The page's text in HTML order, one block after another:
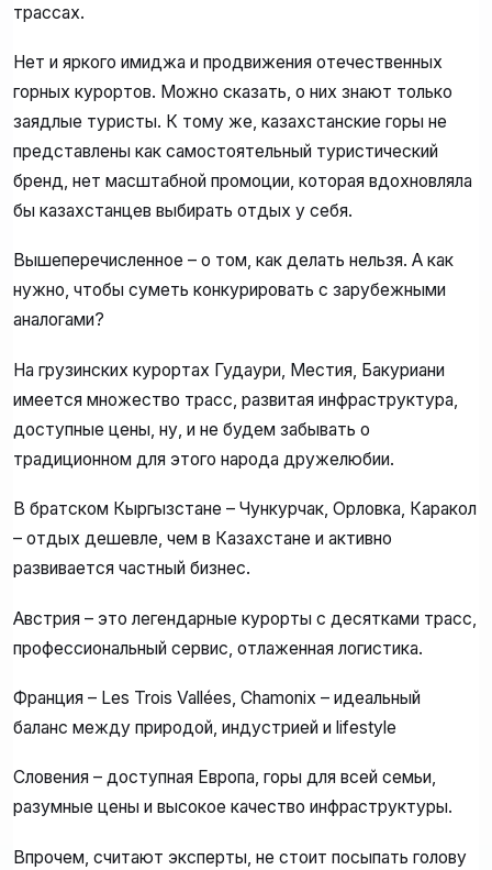
трассах.
Нет и яркого имиджа и продвижения отечественных
горных курортов. Можно сказать, о них знают только
заядлые туристы. К тому же, казахстанские горы не
представлены как самостоятельный туристический
бренд, нет масштабной промоции, которая вдохновляла
бы казахстанцев выбирать отдых у себя.
Вышеперечисленное – о том, как делать нельзя. А как
нужно, чтобы суметь конкурировать с зарубежными
аналогами?
На грузинских курортах Гудаури, Местия, Бакуриани
имеется множество трасс, развитая инфраструктура,
доступные цены, ну, и не будем забывать о
традиционном для этого народа дружелюбии.
В братском Кыргызстане – Чункурчак, Орловка, Каракол
– отдых дешевле, чем в Казахстане и активно
развивается частный бизнес.
Австрия – это легендарные курорты с десятками трасс,
профессиональный сервис, отлаженная логистика.
Франция – Les Trois Vallées, Chamonix – идеальный
баланс между природой, индустрией и lifestyle
Словения – доступная Европа, горы для всей семьи,
разумные цены и высокое качество инфраструктуры.
Впрочем, считают эксперты, не стоит посыпать голову